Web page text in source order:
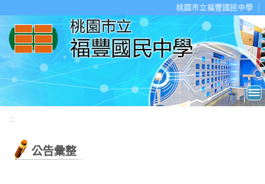
桃園市立福豐國民中學
:::
公告彙整